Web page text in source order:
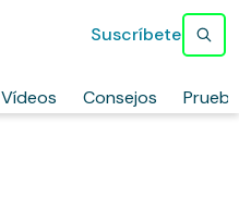
Vídeos Consejos
Suscríbete